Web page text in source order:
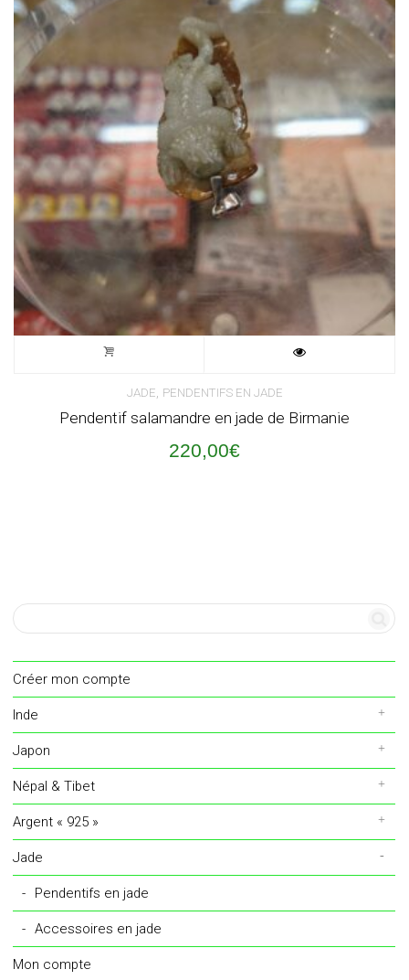
JADE, PENDENTIFS EN JADE
Pendentif salamandre en jade de Birmanie
220,00€
Créer mon compte
Inde
Japon
Népal & Tibet
Argent « 925 »
Jade
Pendentifs en jade
Accessoires en jade
Mon compte